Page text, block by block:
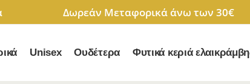
Δωρεάν Μεταφορικά άνω των 30€
Unisex Ουδέτερα Φυτικά κεριά